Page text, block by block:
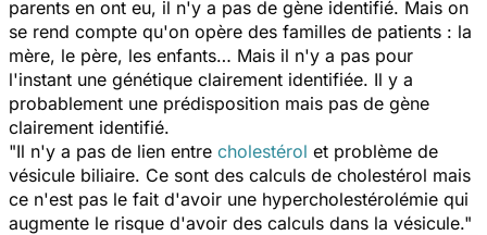
parents en ont eu, il n'y a pas de gène identifié. Mais on
se rend compte qu'on opère des familles de patients : la
mère, le père, les enfants… Mais il n'y a pas pour
l'instant une génétique clairement identifiée. Il y a
probablement une prédisposition mais pas de gène
clairement identifié.
"Il n'y a pas de lien entre cholestérol et problème de
vésicule biliaire. Ce sont des calculs de cholestérol mais
ce n'est pas le fait d'avoir une hypercholestérolémie qui
augmente le risque d'avoir des calculs dans la vésicule."